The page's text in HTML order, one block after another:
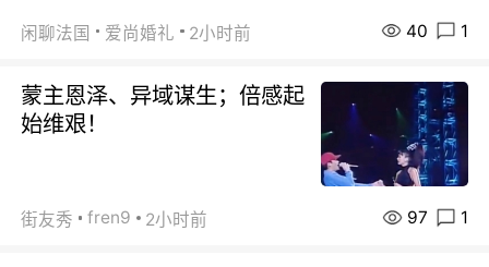
闲聊法国 爱尚婚礼 2小时前 40 1
蒙主恩泽、异域谋生；倍感起
始维艰！
街友秀 fren9 2小时前 97 1